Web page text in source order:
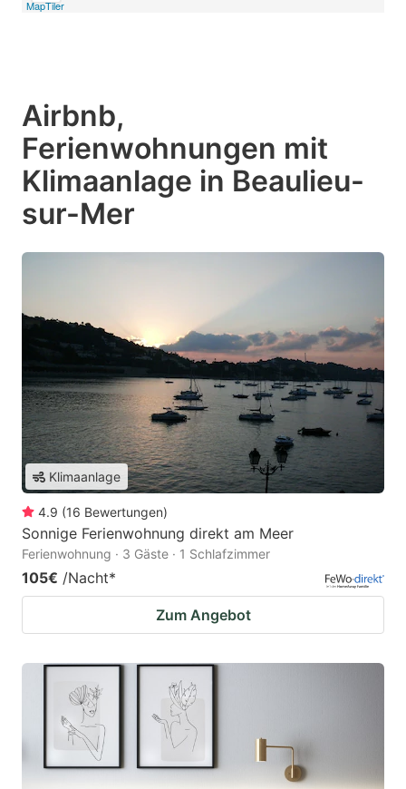
MapTiler
Airbnb,
Ferienwohnungen mit
Klimaanlage in Beaulieu-
sur-Mer
Klimaanlage
4.9 (16 Bewertungen)
Sonnige Ferienwohnung direkt am Meer
Ferienwohnung · 3 Gäste · 1 Schlafzimmer
105€ /Nacht*
Zum Angebot